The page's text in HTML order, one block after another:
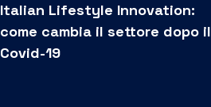
Italian Lifestyle Innovation:
come cambia il settore dopo il
Covid-19